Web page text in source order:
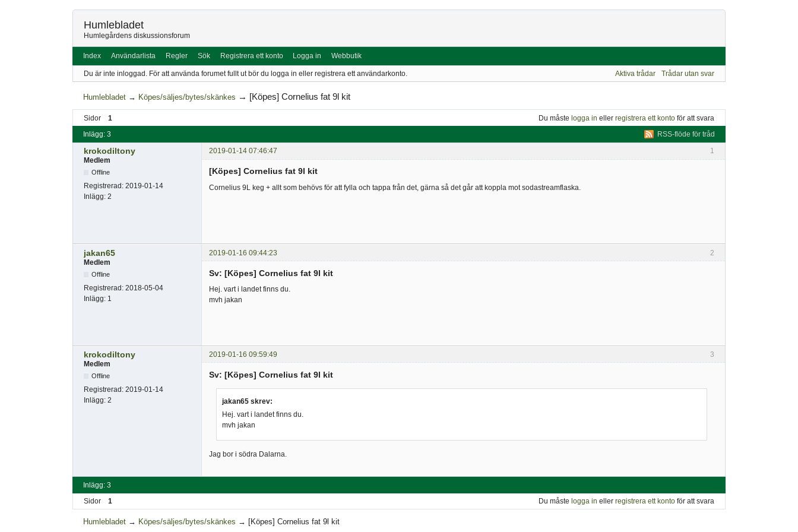
Humlebladet
Humlegårdens diskussionsforum
Index Användarlista Regler Sök Registrera ett konto Logga in Webbutik
Du är inte inloggad. För att använda forumet fullt ut bör du logga in eller registrera ett användarkonto. Aktiva trådar Trådar utan svar
Humlebladet → Köpes/säljes/bytes/skänkes → [Köpes] Cornelius fat 9l kit
Sidor 1 Du måste logga in eller registrera ett konto för att svara
RSS-flöde för tråd
Inlägg: 3
1
krokodiltony
2019-01-14 07:46:47
Medlem
Offline
Registrerad: 2019-01-14
Inlägg: 2
[Köpes] Cornelius fat 9l kit
Cornelius 9L keg + allt som behövs för att fylla och tappa från det, gärna så det går att koppla mot sodastreamflaska.
2
jakan65
2019-01-16 09:44:23
Medlem
Offline
Registrerad: 2018-05-04
Inlägg: 1
Sv: [Köpes] Cornelius fat 9l kit
Hej. vart i landet finns du.
mvh jakan
3
krokodiltony
2019-01-16 09:59:49
Medlem
Offline
Registrerad: 2019-01-14
Inlägg: 2
Sv: [Köpes] Cornelius fat 9l kit
jakan65 skrev:
Hej. vart i landet finns du.
mvh jakan
Jag bor i södra Dalarna.
Inlägg: 3
Sidor
1 Du måste logga in eller registrera ett konto för att svara
Humlebladet → Köpes/säljes/bytes/skänkes → [Köpes] Cornelius fat 9l kit